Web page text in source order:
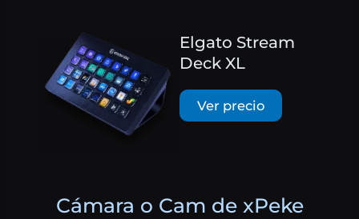
Elgato Stream
Deck XL
Ver precio
Cámara o Cam de xPeke